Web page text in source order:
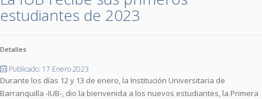
estudiantes de 2023
Detalles
Publicado: 17 Enero 2023
Durante los días 12 y 13 de enero, la Institución Universitaria de
Barranquilla -IUB-, dio la bienvenida a los nuevos estudiantes, la Primera